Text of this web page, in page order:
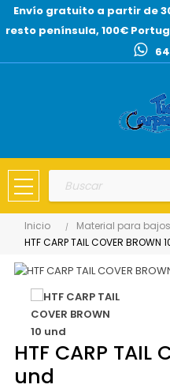
Envío gratuito a partir de
resto península, 100€
Inicio Material para bajos
HTF CARP TAIL COVER BROWN
HTF CARP TAIL
und